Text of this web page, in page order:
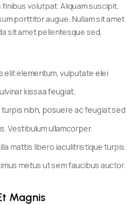
volutpat. Aliquam suscipit,
porttitor augue. Nullam sit amet
sit amet pellentesque sed,
elit elementum, vulputate elei
kissaa feugiat.
turpis nibh, posuere ac feugiat sed
Vestibulum ullamcorper.
mattis libero iaculitristique turpis.
metus ut sem faucibus auctor.
Magnis